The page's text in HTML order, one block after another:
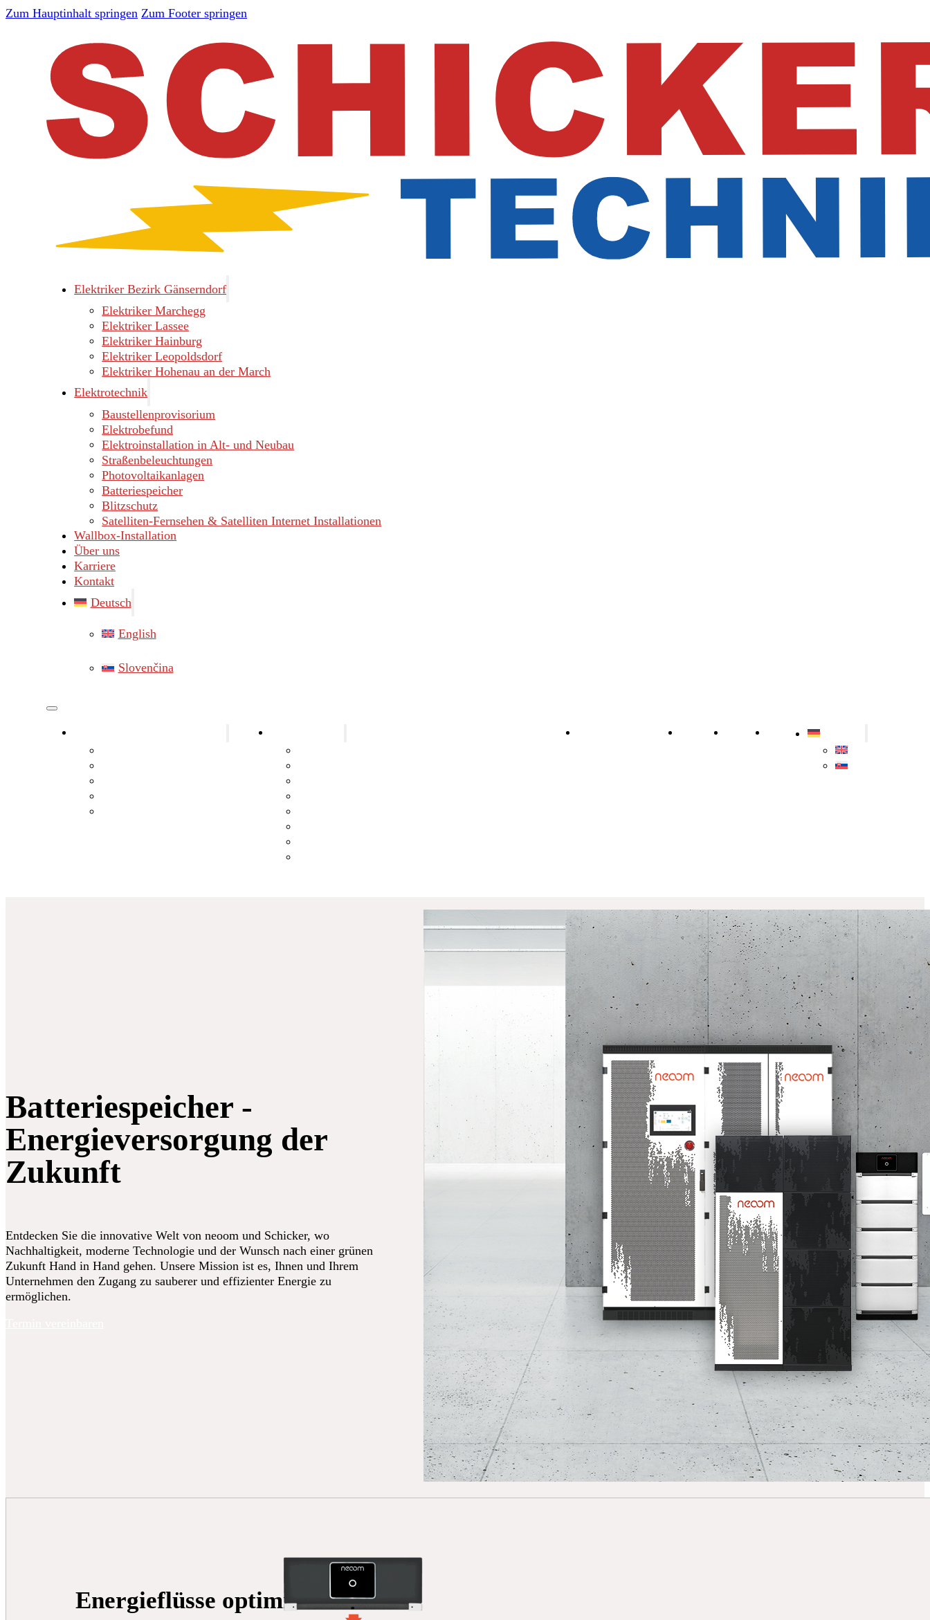
Zum Hauptinhalt springen Zum Footer springen
Elektriker Bezirk Gänserndorf
Elektriker Marchegg
Elektriker Lassee
Elektriker Hainburg
Elektriker Leopoldsdorf
Elektriker Hohenau an der March
Elektrotechnik
Baustellenprovisorium
Elektrobefund
Elektroinstallation in Alt- und Neubau
Straßenbeleuchtungen
Photovoltaikanlagen
Batteriespeicher
Blitzschutz
Satelliten-Fernsehen & Satelliten Internet Installationen
Wallbox-Installation
Über uns
Karriere
Kontakt
Deutsch
English
Slovenčina
Wallbox-Installation Über uns Karriere Kontakt
Batteriespeicher -
Energieversorgung der
Zukunft
Entdecken Sie die innovative Welt von neoom und Schicker, wo
Nachhaltigkeit, moderne Technologie und der Wunsch nach einer grünen
Zukunft Hand in Hand gehen. Unsere Mission ist es, Ihnen und Ihrem
Unternehmen den Zugang zu sauberer und effizienter Energie zu
ermöglichen.
Energieflüsse optimieren